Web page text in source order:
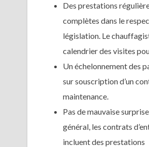
Des prestations
complètes dans le
législation. Le
calendrier des visites
Un échelonnement des
sur souscription d’un
maintenance.
Pas de mauvaise
général, les contrats
incluent des prestations